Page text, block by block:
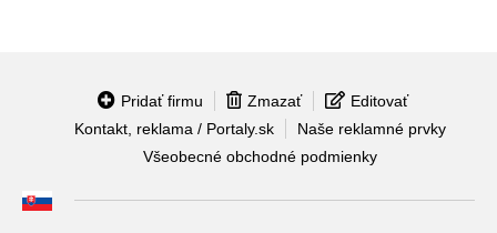
Pridať firmu Zmazať
Editovať
Kontakt, reklama / Portaly.sk
Naše reklamné prvky
Všeobecné obchodné podmienky